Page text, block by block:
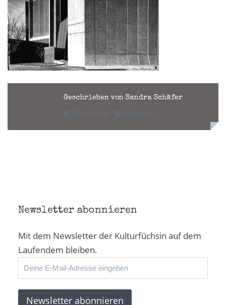
Geschrieben von Sandra Schäfer
Alle Artikel Webseite
Newsletter abonnieren
Mit dem Newsletter der Kulturfüchsin auf dem
Laufendem bleiben.